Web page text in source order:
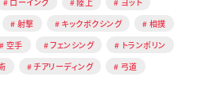
射撃 キックボクシング
相撲
空手 フェンシング
トランポリン
チアリーディング
弓道